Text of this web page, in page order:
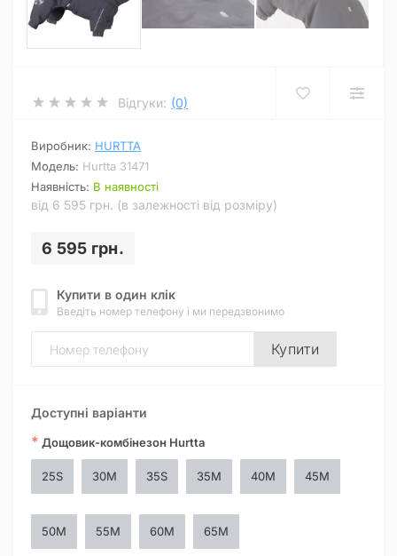
Відгуки: (0)
Виробник: HURTTA
Модель: Hurtta 31471
Наявність: В наявності
від 6 595 грн. (в залежності від розміру)
6 595 грн.
Купити в один клік
Введіть номер телефону і ми передзвонимо
Купити
Доступні варіанти
* Дощовик-комбінезон Hurtta
25S 30M 35S 35M 40M 45M
50M 55M 60M 65M